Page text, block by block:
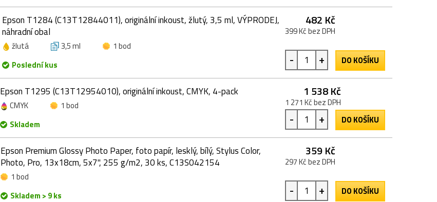
Epson T1284 (C13T12844011), originální inkoust, žlutý, 3,5 ml, VÝPRODEJ,
náhradní obal
žlutá 3,5 ml
1 bod
Poslední kus
482 Kč
399 Kč bez DPH
- + DO KOŠÍKU
Epson T1295 (C13T12954010), originální inkoust, CMYK, 4-pack
CMYK
1 bod
Skladem
1 538 Kč
1 271 Kč bez DPH
- + DO KOŠÍKU
Epson Premium Glossy Photo Paper, foto papír, lesklý, bílý, Stylus Color,
Photo, Pro, 13x18cm, 5x7", 255 g/m2, 30 ks, C13S042154
1 bod
Skladem > 9 ks
359 Kč
297 Kč bez DPH
- + DO KOŠÍKU